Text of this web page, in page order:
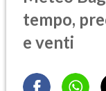
tempo,
e venti